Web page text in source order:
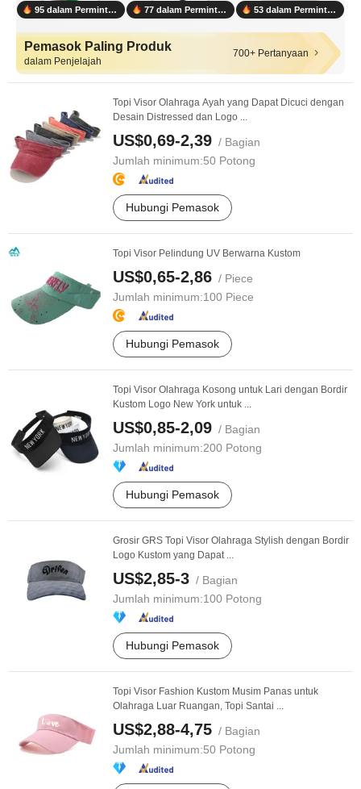
95 dalam Permintaan 77 dalam Permintaan 53 dalam Permintaan
Pemasok Paling Produk
dalam Penjelajah
700+ Pertanyaan
Topi Visor Olahraga Ayah yang Dapat Dicuci dengan
Desain Distressed dan Logo ...
US$0,69-2,39 / Bagian
Jumlah minimum:50 Potong
Hubungi Pemasok
Topi Visor Pelindung UV Berwarna Kustom
US$0,65-2,86 / Piece
Jumlah minimum:100 Piece
Hubungi Pemasok
Topi Visor Olahraga Kosong untuk Lari dengan Bordir
Kustom Logo New York untuk ...
US$0,85-2,09 / Bagian
Jumlah minimum:200 Potong
Hubungi Pemasok
Grosir GRS Topi Visor Olahraga Stylish dengan Bordir
Logo Kustom yang Dapat ...
US$2,85-3 / Bagian
Jumlah minimum:100 Potong
Hubungi Pemasok
Topi Visor Fashion Kustom Musim Panas untuk
Olahraga Luar Ruangan, Topi Santai ...
US$2,88-4,75 / Bagian
Jumlah minimum:50 Potong